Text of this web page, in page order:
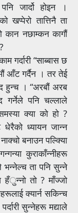
जार्दो होइन ।
खप्पेरो तात्तिनै ता
कान नछाम्कन कागौं
गर्दारी “साब्बास छ
आँट गर्दैन । तर तेई
हुन्च । “अरबौं अरब
गर्नेले पनि चल्लाले
क्या को हो ?
धेरैको ध्यायन जान्न
बनाउन पल्क्यिा
कुराकाँन्नीहरू
ता पनि सुन्ने
हँुन्नो तो ? माँज्जो
क्यार्न सकिन्च
सुन्नेहरू मद्याले